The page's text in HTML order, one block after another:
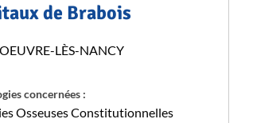
de Brabois
LÈS-NANCY
concernées :
Osseuses Constitutionnelles